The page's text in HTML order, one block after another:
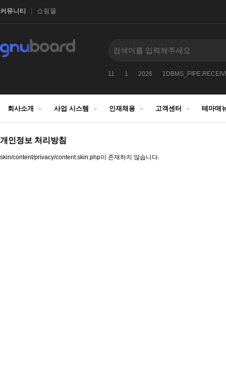
커뮤니티 쇼핑몰
11 1 2026
회사소개 사업 시스템 인재채용 고객센터 테마매
개인정보 처리방침
skin/content/privacy/content.skin.php이 존재하지 않습니다.